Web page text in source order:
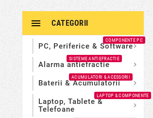
CATEGORII

PC, Periferice & Software
COMPONENTE PC

Alarma antiefractie
SISTEME ANTIEFRACTIE

Baterii & Acumulatorii
ACUMULATORI & ACESSORII

Laptop, Tablete &
Telefoane
LAPTOP & COMPONENTE
